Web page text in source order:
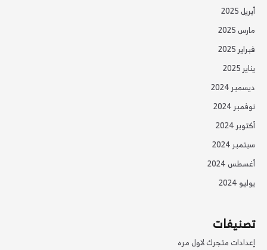
أبريل 2025
مارس 2025
فبراير 2025
يناير 2025
ديسمبر 2024
نوفمبر 2024
أكتوبر 2024
سبتمبر 2024
أغسطس 2024
يوليو 2024
تصنيفات
إعدادات متجرك لاول مره